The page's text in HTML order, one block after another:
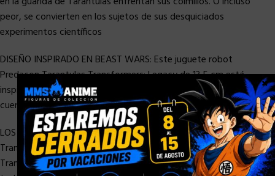
peor, se convierten en los sujetos de sus desquiciados
experimentos científicos
DISEÑO INSPIRADO EN BEAST WARS: Este juguete robot
Predacon Tarantulas Transformers: Legacy de 13,5 cm está
inspirado en la serie animada Beast Wars: Transformers y
cuenta con diseño actualizado estilo Generations
LOS UNIVERSOS CHOCAN: ¡La colisión de universos continúa con
Transformers: Legacy! Esta épica línea de juguetes
Transformers junta a los personajes favoritos de los fans de
×